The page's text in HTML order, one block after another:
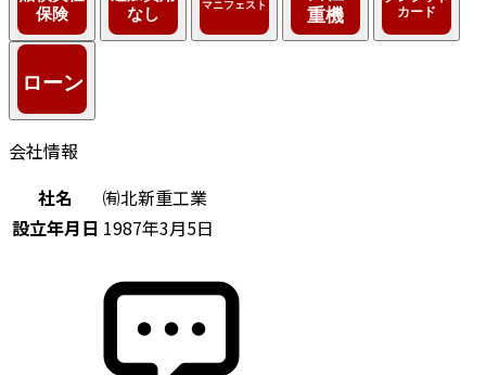
会社情報
社名
㈲北新重工業
設立年月日 1987年3月5日